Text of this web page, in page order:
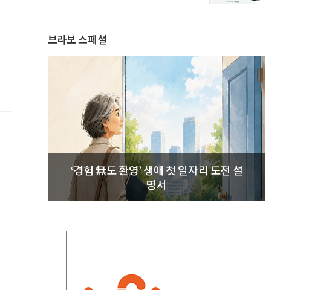
브라보 스페셜
‘경험 無도 환영’ 생애 첫 일자리 도전 설
명서